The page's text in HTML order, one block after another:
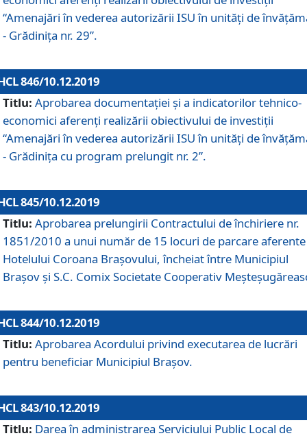
“Amenajări în vederea autorizării ISU în unități de
- Grădinița nr. 29”.
846/10.12.2019
Titlu: Aprobarea documentației și a indicatorilor tehnico-
economici aferenți realizării obiectivului de investiții
“Amenajări în vederea autorizării ISU în unități de
- Grădinița cu program prelungit nr. 2”.
845/10.12.2019
Titlu: Aprobarea prelungirii Contractului de închiriere nr.
1851/2010 a unui număr de 15 locuri de parcare aferente
Hotelului Coroana Brașovului, încheiat între Municipiul
Braşov şi S.C. Comix Societate Cooperativ
844/10.12.2019
Titlu: Aprobarea Acordului privind executarea de lucrări
pentru beneficiar Municipiul Brașov.
843/10.12.2019
Titlu: Darea în administrarea Serviciului Public Local de